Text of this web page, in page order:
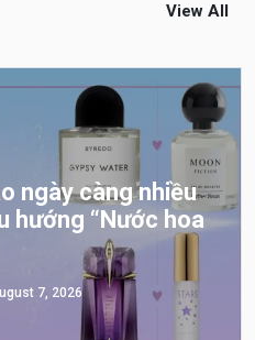
View All
ngày càng nhiều
hướng “Nước hoa
7, 2026